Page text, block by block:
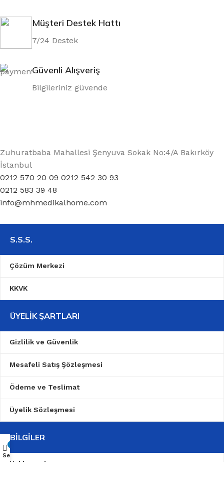
Müşteri Destek Hattı
7/24 Destek
Güvenli Alışveriş
Bilgileriniz güvende
Zuhuratbaba Mahallesi Şenyuva Sokak No:4/A Bakırköy
İstanbul
0212 570 20 09 0212 542 30 93
0212 583 39 48
info@mhmedikalhome.com
S.S.S.
Çözüm Merkezi
KKVK
ÜYELIK ŞARTLARI
Gizlilik ve Güvenlik
Mesafeli Satış Şözleşmesi
Ödeme ve Teslimat
Üyelik Sözleşmesi
BILGILER
Hakkımızda
Sepet